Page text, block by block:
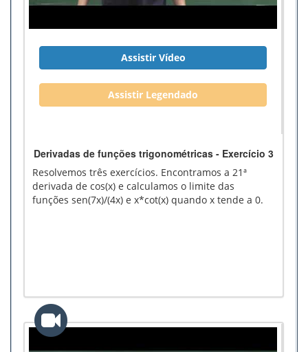
Assistir Vídeo
Assistir Legendado
Derivadas de funções trigonométricas - Exercício 3
Resolvemos três exercícios. Encontramos a 21ª
derivada de cos(x) e calculamos o limite das
funções sen(7x)/(4x) e x*cot(x) quando x tende a 0.